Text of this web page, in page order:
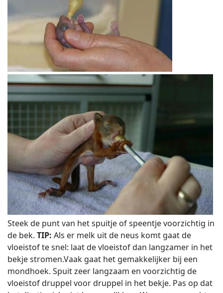
Steek de punt van het spuitje of speentje voorzichtig in
de bek. TIP: Als er melk uit de neus komt gaat de
vloeistof te snel: laat de vloeistof dan langzamer in het
bekje stromen.Vaak gaat het gemakkelijker bij een
mondhoek. Spuit zeer langzaam en voorzichtig de
vloeistof druppel voor druppel in het bekje. Pas op dat